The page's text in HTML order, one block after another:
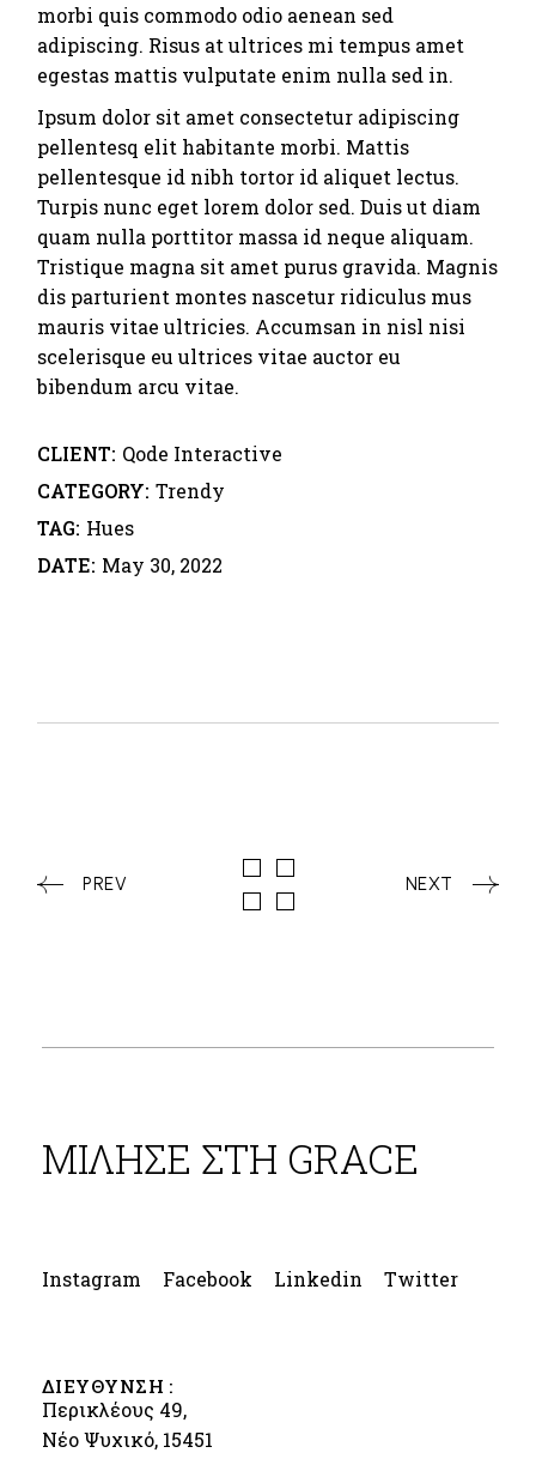
morbi quis commodo odio aenean sed
adipiscing. Risus at ultrices mi tempus amet
egestas mattis vulputate enim nulla sed in.
Ipsum dolor sit amet consectetur adipiscing
pellentesq elit habitante morbi. Mattis
pellentesque id nibh tortor id aliquet lectus.
Turpis nunc eget lorem dolor sed. Duis ut diam
quam nulla porttitor massa id neque aliquam.
Tristique magna sit amet purus gravida. Magnis
dis parturient montes nascetur ridiculus mus
mauris vitae ultricies. Accumsan in nisl nisi
scelerisque eu ultrices vitae auctor eu
bibendum arcu vitae.
CLIENT: Qode Interactive
CATEGORY: Trendy
TAG: Hues
DATE: May 30, 2022
PREV NEXT
ΜΙΛΗΣΕ ΣΤΗ GRACE
Instagram Facebook Linkedin Twitter
ΔΙΕΥΘΥΝΣΗ :
Περικλέους 49,
Νέο Ψυχικό, 15451